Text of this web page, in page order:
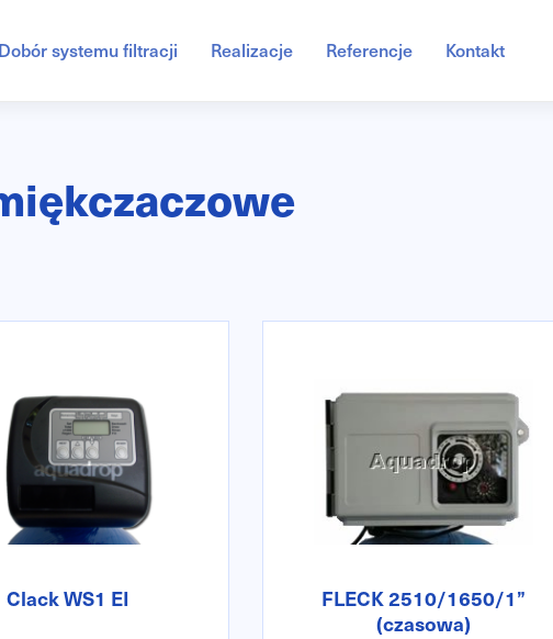
Dobór systemu filtracji Realizacje Referencje Kontakt
Clack WS1 EI
FLECK 2510/1650/1”
(czasowa)